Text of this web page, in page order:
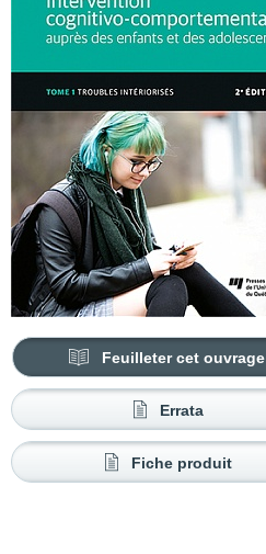
Feuilleter cet ouvrage
Errata
Fiche produit